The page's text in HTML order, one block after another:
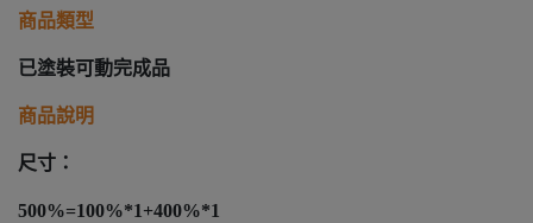
商品類型
已塗裝可動完成品
商品說明
尺寸：
500%=100%*1+400%*1